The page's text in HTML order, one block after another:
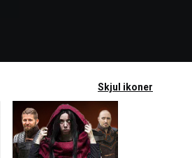
Skjul ikoner